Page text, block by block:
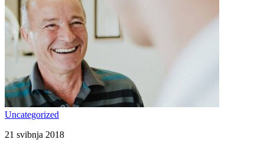
Uncategorized
21 svibnja 2018